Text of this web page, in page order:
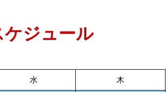
ケジュール
水 木